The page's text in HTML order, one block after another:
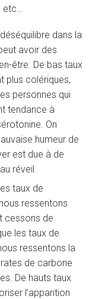
etc…
dans la
avoir des
être. De bas taux
plus colériques,
personnes qui
tendance à
On
humeur de
est due à de
réveil.
taux de
ressentons
cessons de
les taux de
ressentons la
de carbone
De hauts taux
l’apparition